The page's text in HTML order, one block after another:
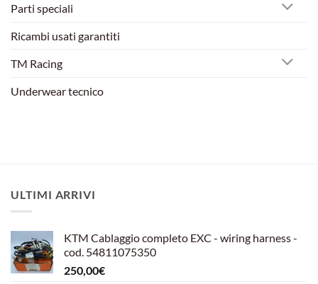
Parti speciali
Ricambi usati garantiti
TM Racing
Underwear tecnico
ULTIMI ARRIVI
KTM Cablaggio completo EXC - wiring harness -
cod. 54811075350
250,00€